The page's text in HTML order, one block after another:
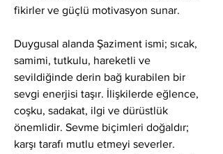
fikirler ve güçlü motivasyon sunar.
Duygusal alanda Şaziment ismi; sıcak,
samimi, tutkulu, hareketli ve
sevildiğinde derin bağ kurabilen bir
sevgi enerjisi taşır. İlişkilerde eğlence,
coşku, sadakat, ilgi ve dürüstlük
önemlidir. Sevme biçimleri doğaldır;
karşı tarafı mutlu etmeyi severler.